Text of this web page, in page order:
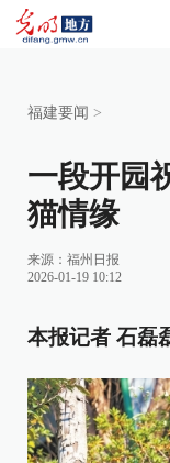
福建要闻 >
一段开园
猫情缘
来源： 福州日报
2026-01-19 10:12
本报记者 石磊